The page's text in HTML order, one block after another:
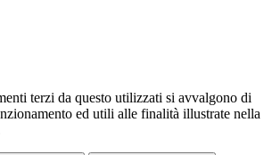
terzi da questo utilizzati si avvalgono di
ed utili alle finalità illustrate nella